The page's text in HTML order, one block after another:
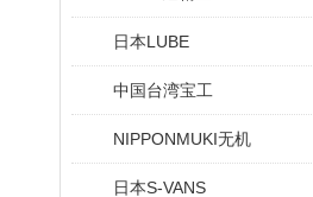
日本LUBE
中国台湾宝工
NIPPONMUKI无机
日本S-VANS